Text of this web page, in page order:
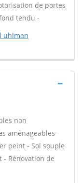
de portes
tendu -
uhlman
non
aménageables -
peint - Sol souple
- Rénovation de